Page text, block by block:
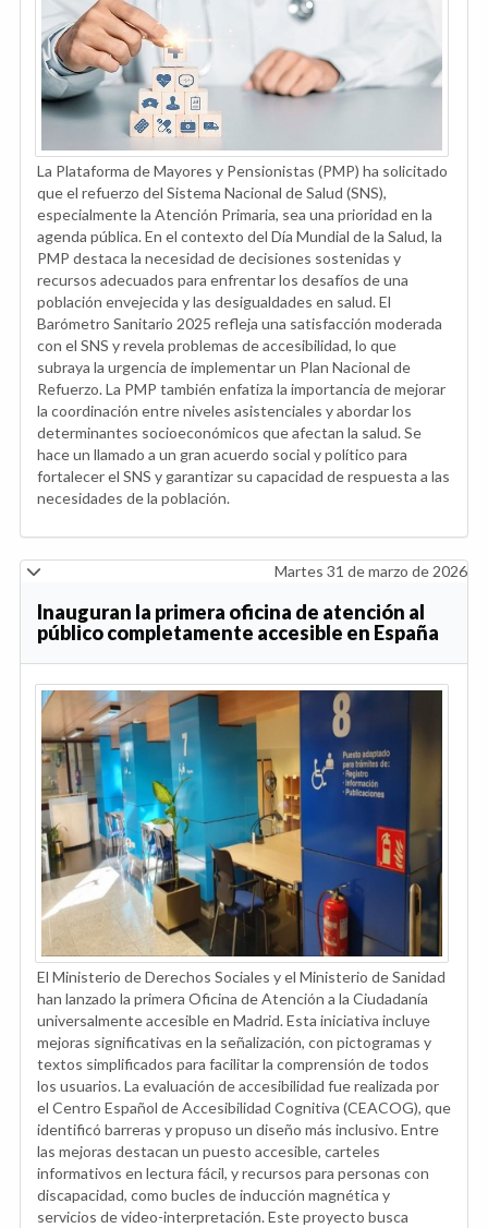
La Plataforma de Mayores y Pensionistas (PMP) ha solicitado
que el refuerzo del Sistema Nacional de Salud (SNS),
especialmente la Atención Primaria, sea una prioridad en la
agenda pública. En el contexto del Día Mundial de la Salud, la
PMP destaca la necesidad de decisiones sostenidas y
recursos adecuados para enfrentar los desafíos de una
población envejecida y las desigualdades en salud. El
Barómetro Sanitario 2025 refleja una satisfacción moderada
con el SNS y revela problemas de accesibilidad, lo que
subraya la urgencia de implementar un Plan Nacional de
Refuerzo. La PMP también enfatiza la importancia de mejorar
la coordinación entre niveles asistenciales y abordar los
determinantes socioeconómicos que afectan la salud. Se
hace un llamado a un gran acuerdo social y político para
fortalecer el SNS y garantizar su capacidad de respuesta a las
necesidades de la población.
Martes 31 de marzo de 2026
Inauguran la primera oficina de atención al
público completamente accesible en España
El Ministerio de Derechos Sociales y el Ministerio de Sanidad
han lanzado la primera Oficina de Atención a la Ciudadanía
universalmente accesible en Madrid. Esta iniciativa incluye
mejoras significativas en la señalización, con pictogramas y
textos simplificados para facilitar la comprensión de todos
los usuarios. La evaluación de accesibilidad fue realizada por
el Centro Español de Accesibilidad Cognitiva (CEACOG), que
identificó barreras y propuso un diseño más inclusivo. Entre
las mejoras destacan un puesto accesible, carteles
informativos en lectura fácil, y recursos para personas con
discapacidad, como bucles de inducción magnética y
servicios de video-interpretación. Este proyecto busca